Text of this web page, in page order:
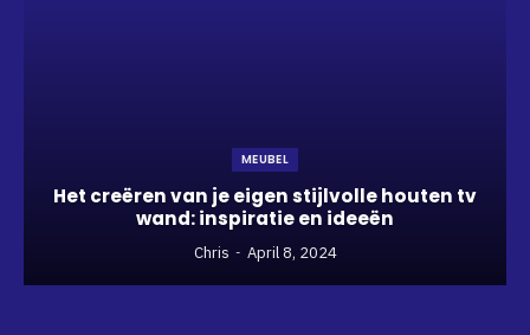
MEUBEL
Het creëren van je eigen stijlvolle houten tv
wand: inspiratie en ideeën
Chris April 8, 2024